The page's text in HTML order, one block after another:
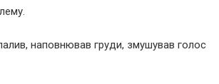
наповнював груди, змушував голос